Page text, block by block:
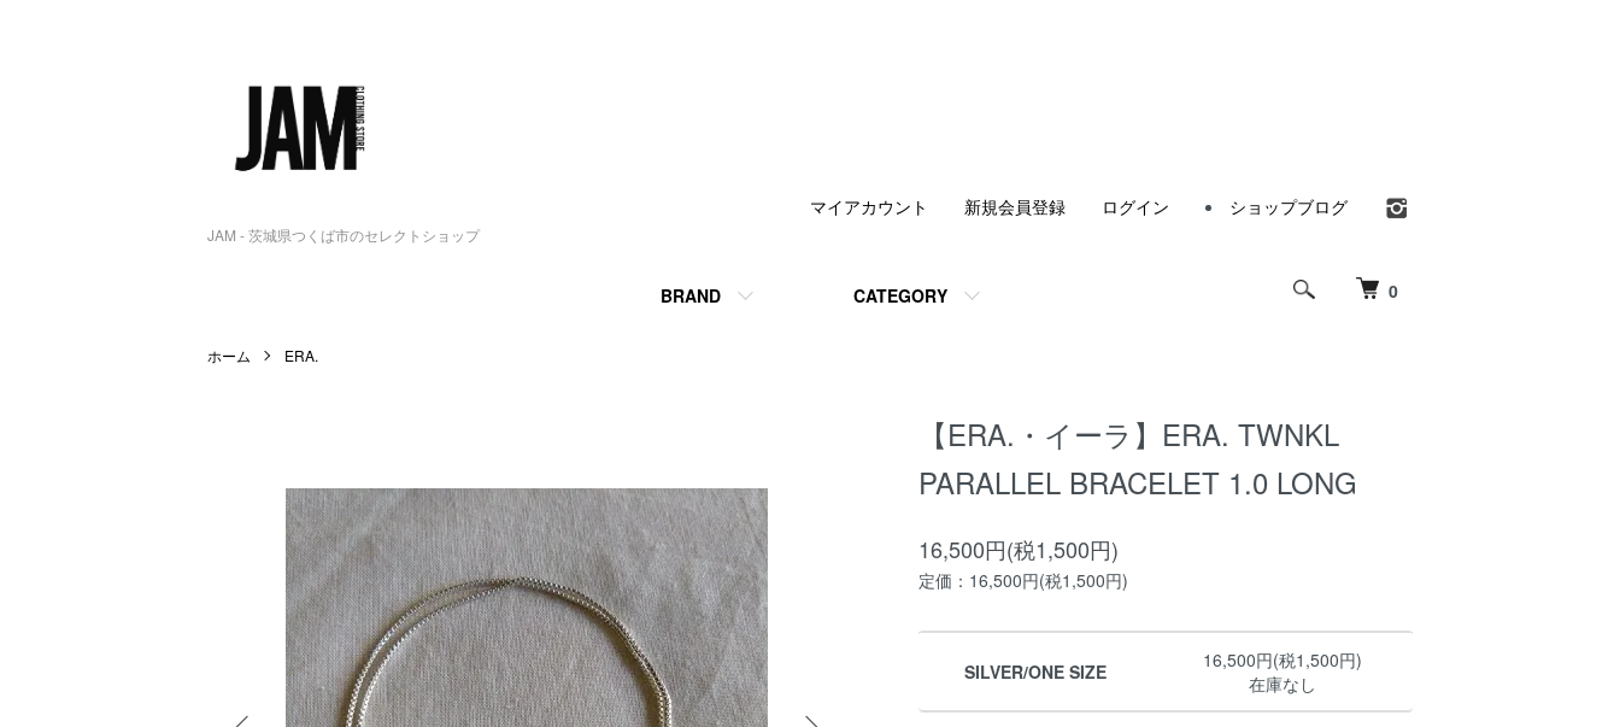
JAM - 茨城県つくば市のセレクトショップ
0
BRAND CATEGORY
マイアカウント 新規会員登録 ログイン ショップブログ
ホーム ERA.
【ERA.・イーラ】ERA. TWNKL
PARALLEL BRACELET 1.0 LONG
16,500円(税1,500円)
定価：16,500円(税1,500円)
SILVER/ONE SIZE
16,500円(税1,500円)
在庫なし